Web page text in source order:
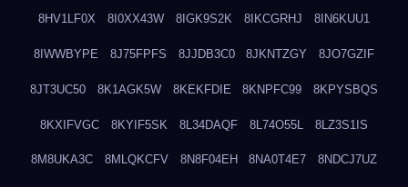
8HV1LF0X 8I0XX43W 8IGK9S2K 8IKCGRHJ 8IN6KUU1
8IWWBYPE 8J75FPFS 8JJDB3C0 8JKNTZGY 8JO7GZIF
8JT3UC50 8K1AGK5W 8KEKFDIE 8KNPFC99 8KPYSBQS
8KXIFVGC 8KYIF5SK 8L34DAQF 8L74O55L 8LZ3S1IS
8M8UKA3C 8MLQKCFV 8N8F04EH 8NA0T4E7 8NDCJ7UZ